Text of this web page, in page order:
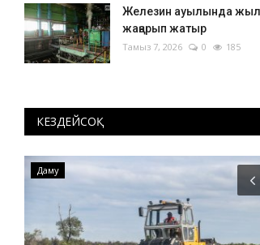
Железин ауылында
жаңарып жатыр
Тамыз 7, 2026 0 185
КЕЗДЕЙСОҚ
Даму